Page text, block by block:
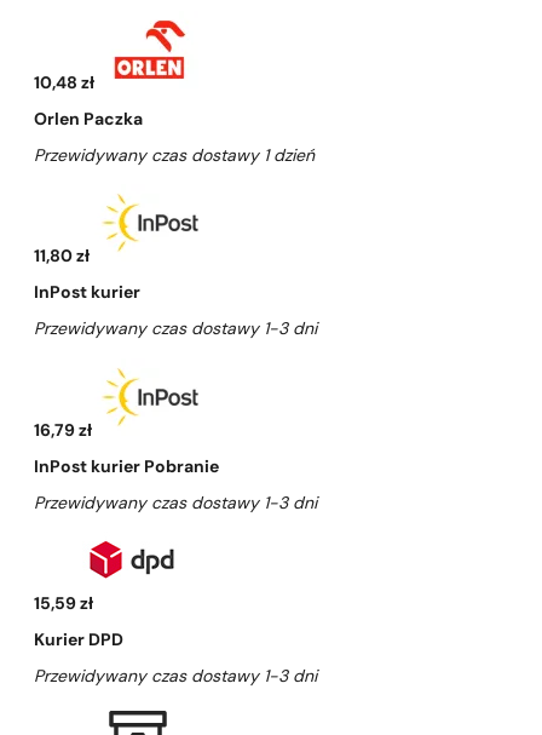
10,48 zł
Orlen Paczka
Przewidywany czas dostawy 1 dzień
11,80 zł
InPost kurier
Przewidywany czas dostawy 1-3 dni
16,79 zł
InPost kurier Pobranie
Przewidywany czas dostawy 1-3 dni
15,59 zł
Kurier DPD
Przewidywany czas dostawy 1-3 dni